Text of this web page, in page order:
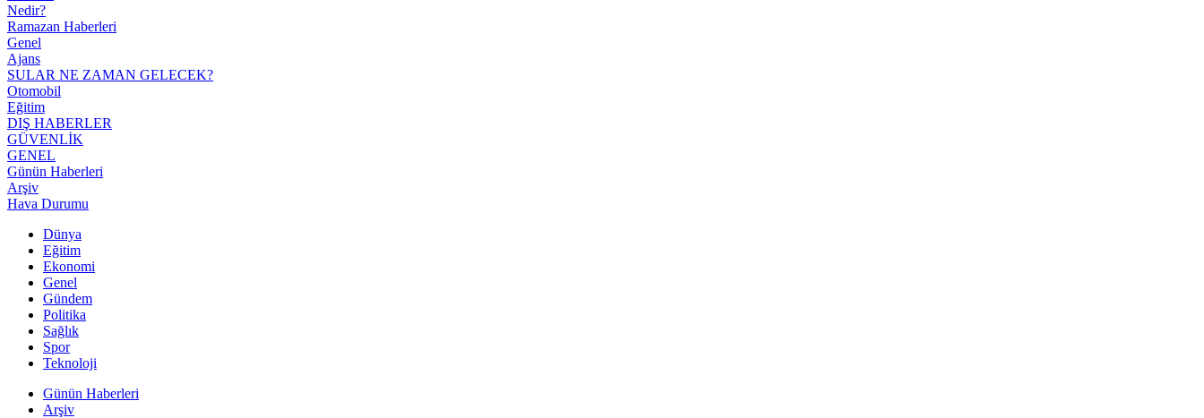
Nedir?
Ramazan Haberleri
Genel
Ajans
SULAR NE ZAMAN GELECEK?
Otomobil
Eğitim
DIŞ HABERLER
GÜVENLİK
GENEL
Günün Haberleri
Arşiv
Hava Durumu
Dünya
Eğitim
Ekonomi
Genel
Gündem
Politika
Sağlık
Spor
Teknoloji
Günün Haberleri
Arşiv